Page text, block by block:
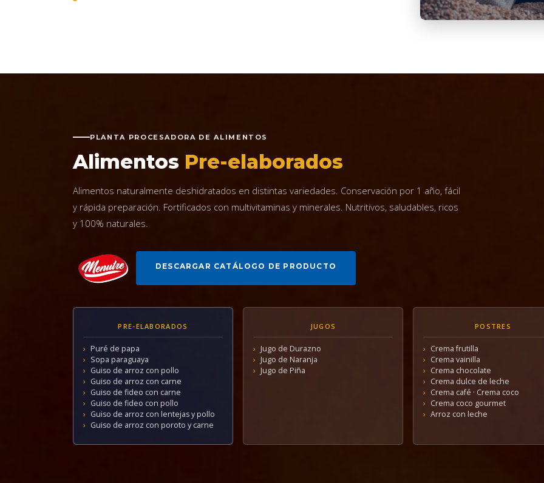
PLANTA PROCESADORA DE ALIMENTOS
Alimentos Pre-elaborados
Alimentos naturalmente deshidratados en distintas variedades. Conservación por 1 año, fácil
y rápida preparación. Fortificados con multivitaminas y minerales. Nutritivos, saludables, ricos
y 100% naturales.
DESCARGAR CATÁLOGO DE PRODUCTO
PRE-ELABORADOS
Puré de papa
Sopa paraguaya
Guiso de arroz con pollo
Guiso de arroz con carne
Guiso de fideo con carne
Guiso de fideo con pollo
Guiso de arroz con lentejas y pollo
Guiso de arroz con poroto y carne
JUGOS
Jugo de Durazno
Jugo de Naranja
Jugo de Piña
POSTRES
Crema frutilla
Crema vainilla
Crema chocolate
Crema dulce de leche
Crema café · Crema coco
Crema coco gourmet
Arroz con leche